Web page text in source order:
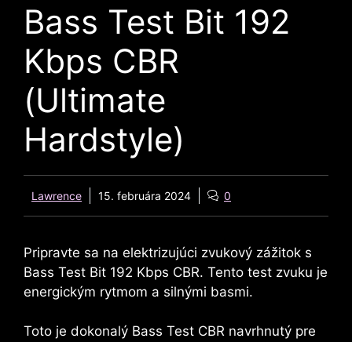
Bass Test Bit 192
Kbps CBR
(Ultimate
Hardstyle)
Lawrence 15. februára 2024 0
Pripravte sa na elektrizujúci zvukový zážitok s
Bass Test Bit 192 Kbps CBR. Tento test zvuku je
energickým rytmom a silnými basmi.
Toto je dokonalý Bass Test CBR navrhnutý pre